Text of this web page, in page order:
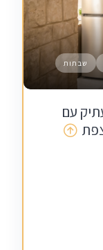
שבתות
אבן עתיק עם